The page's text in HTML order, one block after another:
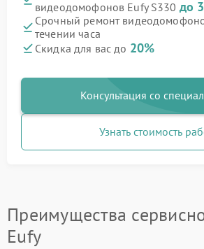
видеодомофонов Eufy S330 до
Срочный ремонт
течении часа
Скидка для вас до 20%
Консультация со
Узнать стоимость
Преимущества
Eufy